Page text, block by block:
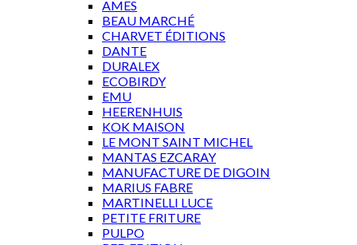
AMES
BEAU MARCHÉ
CHARVET ÉDITIONS
DANTE
DURALEX
ECOBIRDY
EMU
HEERENHUIS
KOK MAISON
LE MONT SAINT MICHEL
MANTAS EZCARAY
MANUFACTURE DE DIGOIN
MARIUS FABRE
MARTINELLI LUCE
PETITE FRITURE
PULPO